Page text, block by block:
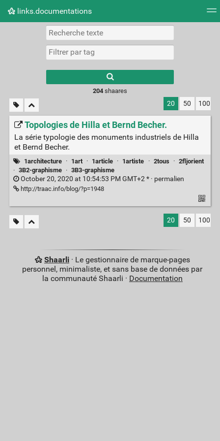
links.documentations
Nuage de tags Mur d'images
results.
204shaares
20 50 100
Topologies de Hilla et Bernd Becher.
La série typologie des monuments industriels de Hilla
et Bernd Becher.
1architecture · 1art · 1article · 1artiste · 2tous · 2fljorient
· 3B2-graphisme · 3B3-graphisme
October 20, 2020 at 10:54:53 PM GMT+2 * · permalien
http://traac.info/blog/?p=1948
20 50 100
Shaarli· Le gestionnaire de marque-pages
personnel, minimaliste, et sans base de données par
la communauté Shaarli · Documentation